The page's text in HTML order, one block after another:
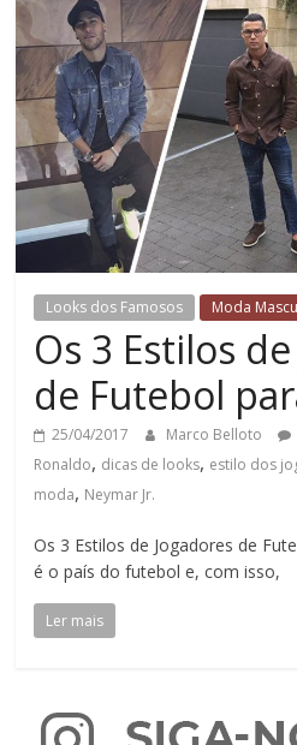
Looks dos Famosos Moda
Os 3 Estilos
de Futebol
25/04/2017 Marco Belloto
Ronaldo, dicas de looks, estilo dos
moda, Neymar Jr.
Os 3 Estilos de Jogadores de
é o país do futebol e, com isso,
Ler mais